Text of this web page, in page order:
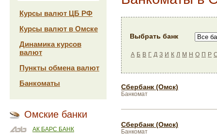
Курсы валют ЦБ РФ
Курсы валют в Омске
Динамика курсов
валют
Пункты обмена валют
Банкоматы
Омские банки
АК БАРС БАНК
Выбрать банк
А Б В Г Д З И К Л М Н О П Р
Сбербанк (Омск)
Банкомат
Сбербанк (Омск)
Банкомат